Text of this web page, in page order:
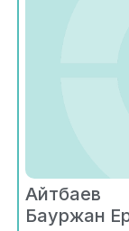
Айтбаев
Бауржан